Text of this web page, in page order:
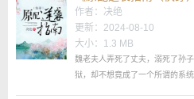
天……...
作者： 决绝
更新：2024-08-10
大小：1.3 MB
魏老夫人弄死了丈夫，溺死了孙
狱，却不想竟成了一个所谓的系